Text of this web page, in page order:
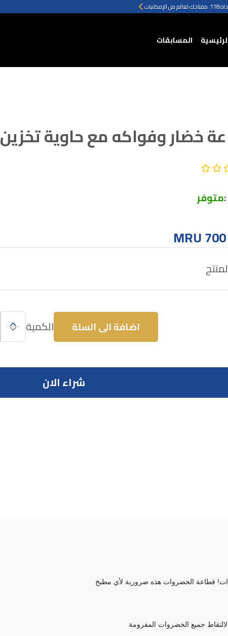
لعالم من الإمكانيات.
المسابقات
خضار وفواكه مع حاوية تخزين
متوفر
700 MRU
اضافة الى السلة الكمية
شراء الان
قطاعة الخضروات هذه ضرورية لأي مطبخ
جميع الخضروات المفرومة